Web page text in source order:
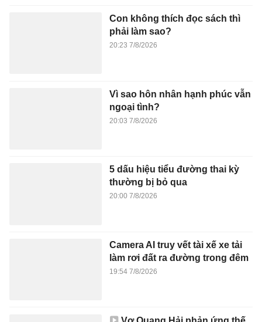
Con không thích đọc sách thì
phải làm sao?
20:23 7/8/2026
Vì sao hôn nhân hạnh phúc vẫn
ngoại tình?
20:03 7/8/2026
5 dấu hiệu tiểu đường thai kỳ
thường bị bỏ qua
20:00 7/8/2026
Camera AI truy vết tài xế xe tải
làm rơi đất ra đường trong đêm
19:54 7/8/2026